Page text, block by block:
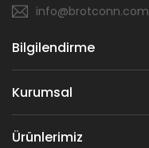
info@brotconn.com
Bilgilendirme
Kurumsal
Ürünlerimiz